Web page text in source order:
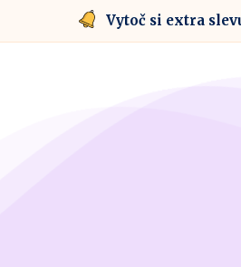
Vytoč si extra